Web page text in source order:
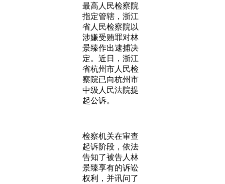
最高人民检察院
指定管辖，浙江
省人民检察院以
涉嫌受贿罪对林
景臻作出逮捕决
定。近日，浙江
省杭州市人民检
察院已向杭州市
中级人民法院提
起公诉。
检察机关在审查
起诉阶段，依法
告知了被告人林
景臻享有的诉讼
权利，并讯问了